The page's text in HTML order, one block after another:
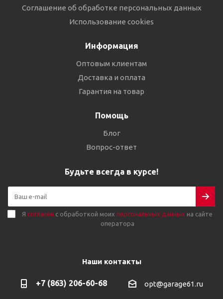
Соглашение об обработке персональных данных
Использование cookies
Информация
Оптовым клиентам
Доставка и оплата
Гарантия на товар
Помощь
Блог
Вопрос-ответ
Будьте всегда в курсе!
Я согласен с обработкой моих персональных данных на сайте
оператора
Наши контакты
+7 (863) 206-60-68 opt@garage61.ru